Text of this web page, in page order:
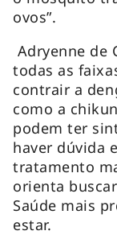
ovos”.
Adryenne de
todas as
contrair a
como a
podem ter
haver dúvida
tratamento
orienta
Saúde mais
estar.